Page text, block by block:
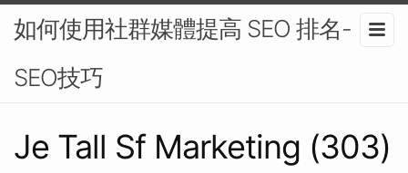
如何使用社群媒體提高 SEO 排名-
SEO技巧
Je Tall Sf Marketing (303)